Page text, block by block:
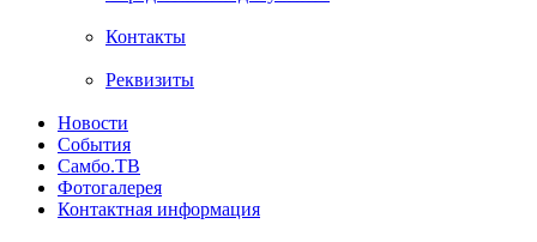
Контакты
Реквизиты
Новости
События
Самбо.ТВ
Фотогалерея
Контактная информация